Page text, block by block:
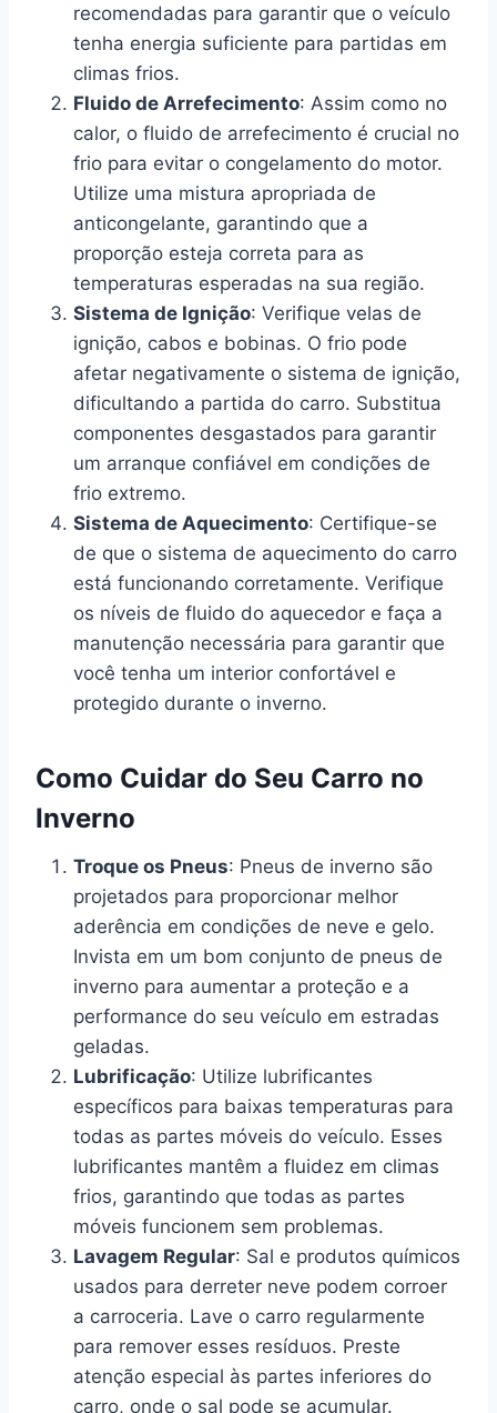
recomendadas para garantir que o veículo
tenha energia suficiente para partidas em
climas frios.
Fluido de Arrefecimento: Assim como no
calor, o fluido de arrefecimento é crucial no
frio para evitar o congelamento do motor.
Utilize uma mistura apropriada de
anticongelante, garantindo que a
proporção esteja correta para as
temperaturas esperadas na sua região.
Sistema de Ignição: Verifique velas de
ignição, cabos e bobinas. O frio pode
afetar negativamente o sistema de ignição,
dificultando a partida do carro. Substitua
componentes desgastados para garantir
um arranque confiável em condições de
frio extremo.
Sistema de Aquecimento: Certifique-se
de que o sistema de aquecimento do carro
está funcionando corretamente. Verifique
os níveis de fluido do aquecedor e faça a
manutenção necessária para garantir que
você tenha um interior confortável e
protegido durante o inverno.
Como Cuidar do Seu Carro no
Inverno
Troque os Pneus: Pneus de inverno são
projetados para proporcionar melhor
aderência em condições de neve e gelo.
Invista em um bom conjunto de pneus de
inverno para aumentar a proteção e a
performance do seu veículo em estradas
geladas.
Lubrificação: Utilize lubrificantes
específicos para baixas temperaturas para
todas as partes móveis do veículo. Esses
lubrificantes mantêm a fluidez em climas
frios, garantindo que todas as partes
móveis funcionem sem problemas.
Lavagem Regular: Sal e produtos químicos
usados para derreter neve podem corroer
a carroceria. Lave o carro regularmente
para remover esses resíduos. Preste
atenção especial às partes inferiores do
carro, onde o sal pode se acumular.